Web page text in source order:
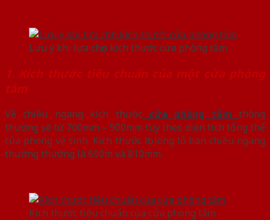
Lưu ý khi lựa chọn kích thước cửa phòng tắm
1. Kích thước tiêu chuẩn của một cửa phòng
tắm
Về chiều ngang kích thướccửa phòng tắm thông
thường sẽ từ 700mm – 900mm tùy theo diện tích tổng thể
của phòng vệ sinh. Kích thước lọt lòng lỗ ban chiều ngang
thường thường là 690m và 810mm.
Kích thước tiêu chuẩn của cửa phòng tắm